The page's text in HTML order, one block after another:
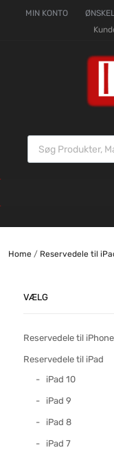
MIN KONTO
Home/ Reservedele til
VÆLG
Reservedele til iPhone
Reservedele til iPad
iPad 10
iPad 9
iPad 8
iPad 7